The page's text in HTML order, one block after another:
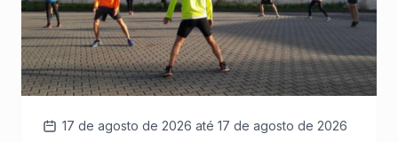
17 de agosto de 2026 até 17 de agosto de 2026